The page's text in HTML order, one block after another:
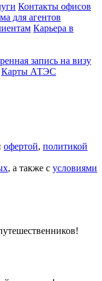
Контакты офисов
для агентов
Карьера в
запись на визу
Карты АТЭС
офертой, политикой
, а также с условиями